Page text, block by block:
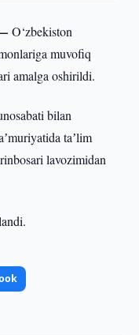
—O‘zbekiston
muvofiq
amalga oshirildi.
bilan
taʼlim
lavozimidan